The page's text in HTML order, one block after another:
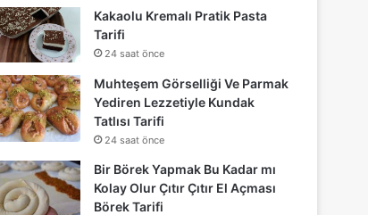
Kakaolu Kremalı Pratik Pasta
Tarifi
24 saat önce
Muhteşem Görselliği Ve Parmak
Yediren Lezzetiyle Kundak
Tatlısı Tarifi
24 saat önce
Bir Börek Yapmak Bu Kadar mı
Kolay Olur Çıtır Çıtır El Açması
Börek Tarifi